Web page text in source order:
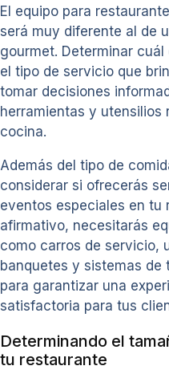
El equipo para
será muy diferente al de
gourmet. Determinar
el tipo de servicio que
tomar decisiones
herramientas y utensilios
cocina.
Además del tipo de
considerar si ofrecerás
eventos especiales en tu
afirmativo, necesitarás
como carros de servicio,
banquetes y sistemas de
para garantizar una
satisfactoria para tus
Determinando el
tu restaurante